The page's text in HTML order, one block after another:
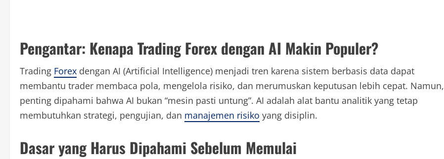
Pengantar: Kenapa Trading Forex dengan AI Makin Populer?
Trading Forex dengan AI (Artificial Intelligence) menjadi tren karena sistem berbasis data dapat
membantu trader membaca pola, mengelola risiko, dan merumuskan keputusan lebih cepat. Namun,
penting dipahami bahwa AI bukan “mesin pasti untung”. AI adalah alat bantu analitik yang tetap
membutuhkan strategi, pengujian, dan manajemen risiko yang disiplin.
Dasar yang Harus Dipahami Sebelum Memulai